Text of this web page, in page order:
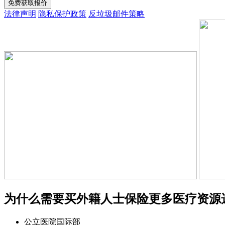
免费获取报价
法律声明 隐私保护政策 反垃圾邮件策略
为什么需要买外籍人士保险更多医疗资源
公立医院国际部